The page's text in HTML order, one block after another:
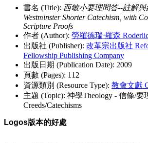
書名 (Title): 西敏小要理問答--註解
Westminster Shorter Catechism, with
Scripture Proofs
作者 (Author): 勞羅德瑞·羅森
出版社 (Publisher): 改革宗出版社
Fellowship Publishing Company
出版日期 (Publication Date): 2009
頁數 (Pages): 112
資源類別 (Resource Type): 教會文獻
主題 (Topic): 神學Theology - 信條/要
Creeds/Catechisms
Logos版本的好處